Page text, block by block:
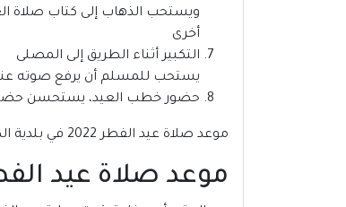
ويستحب الذهاب إلى كتاب صلاة
أخرى
التكبير أثناء الطريق إلى المصلى
يستحب للمسلم أن يرفع صوته عند
حضور خطب العيد، يستحسن
موعد صلاة عيد الفطر 2022 في بلدية الضعيان | قطر
موعد صلاة عيد الفطر